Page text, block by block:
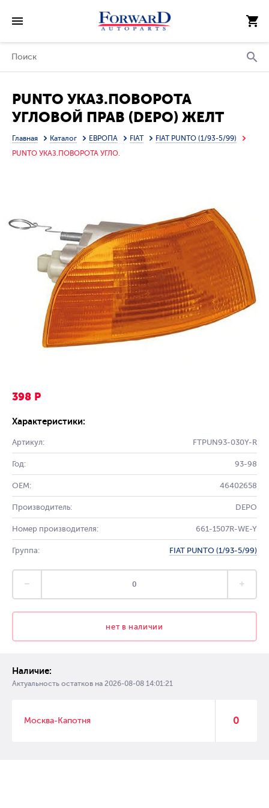
PUNTO УКАЗ.ПОВОРОТА
УГЛОВОЙ ПРАВ (DEPO) ЖЕЛТ
Главная Каталог ЕВРОПА FIAT
FIAT PUNTO (1/93-5/99)
PUNTO УКАЗ.ПОВОРОТА УГЛО.
398 Р
Характеристики:
Артикул: FTPUN93-030Y-R
Год: 93-98
OEM: 46402658
Производитель: DEPO
Номер производителя: 661-1507R-WE-Y
Группа: FIAT PUNTO (1/93-5/99)
нет в наличии
Наличие:
Актуальность остатков на 2026-08-08 14:01:21
Москва-Капотня 0